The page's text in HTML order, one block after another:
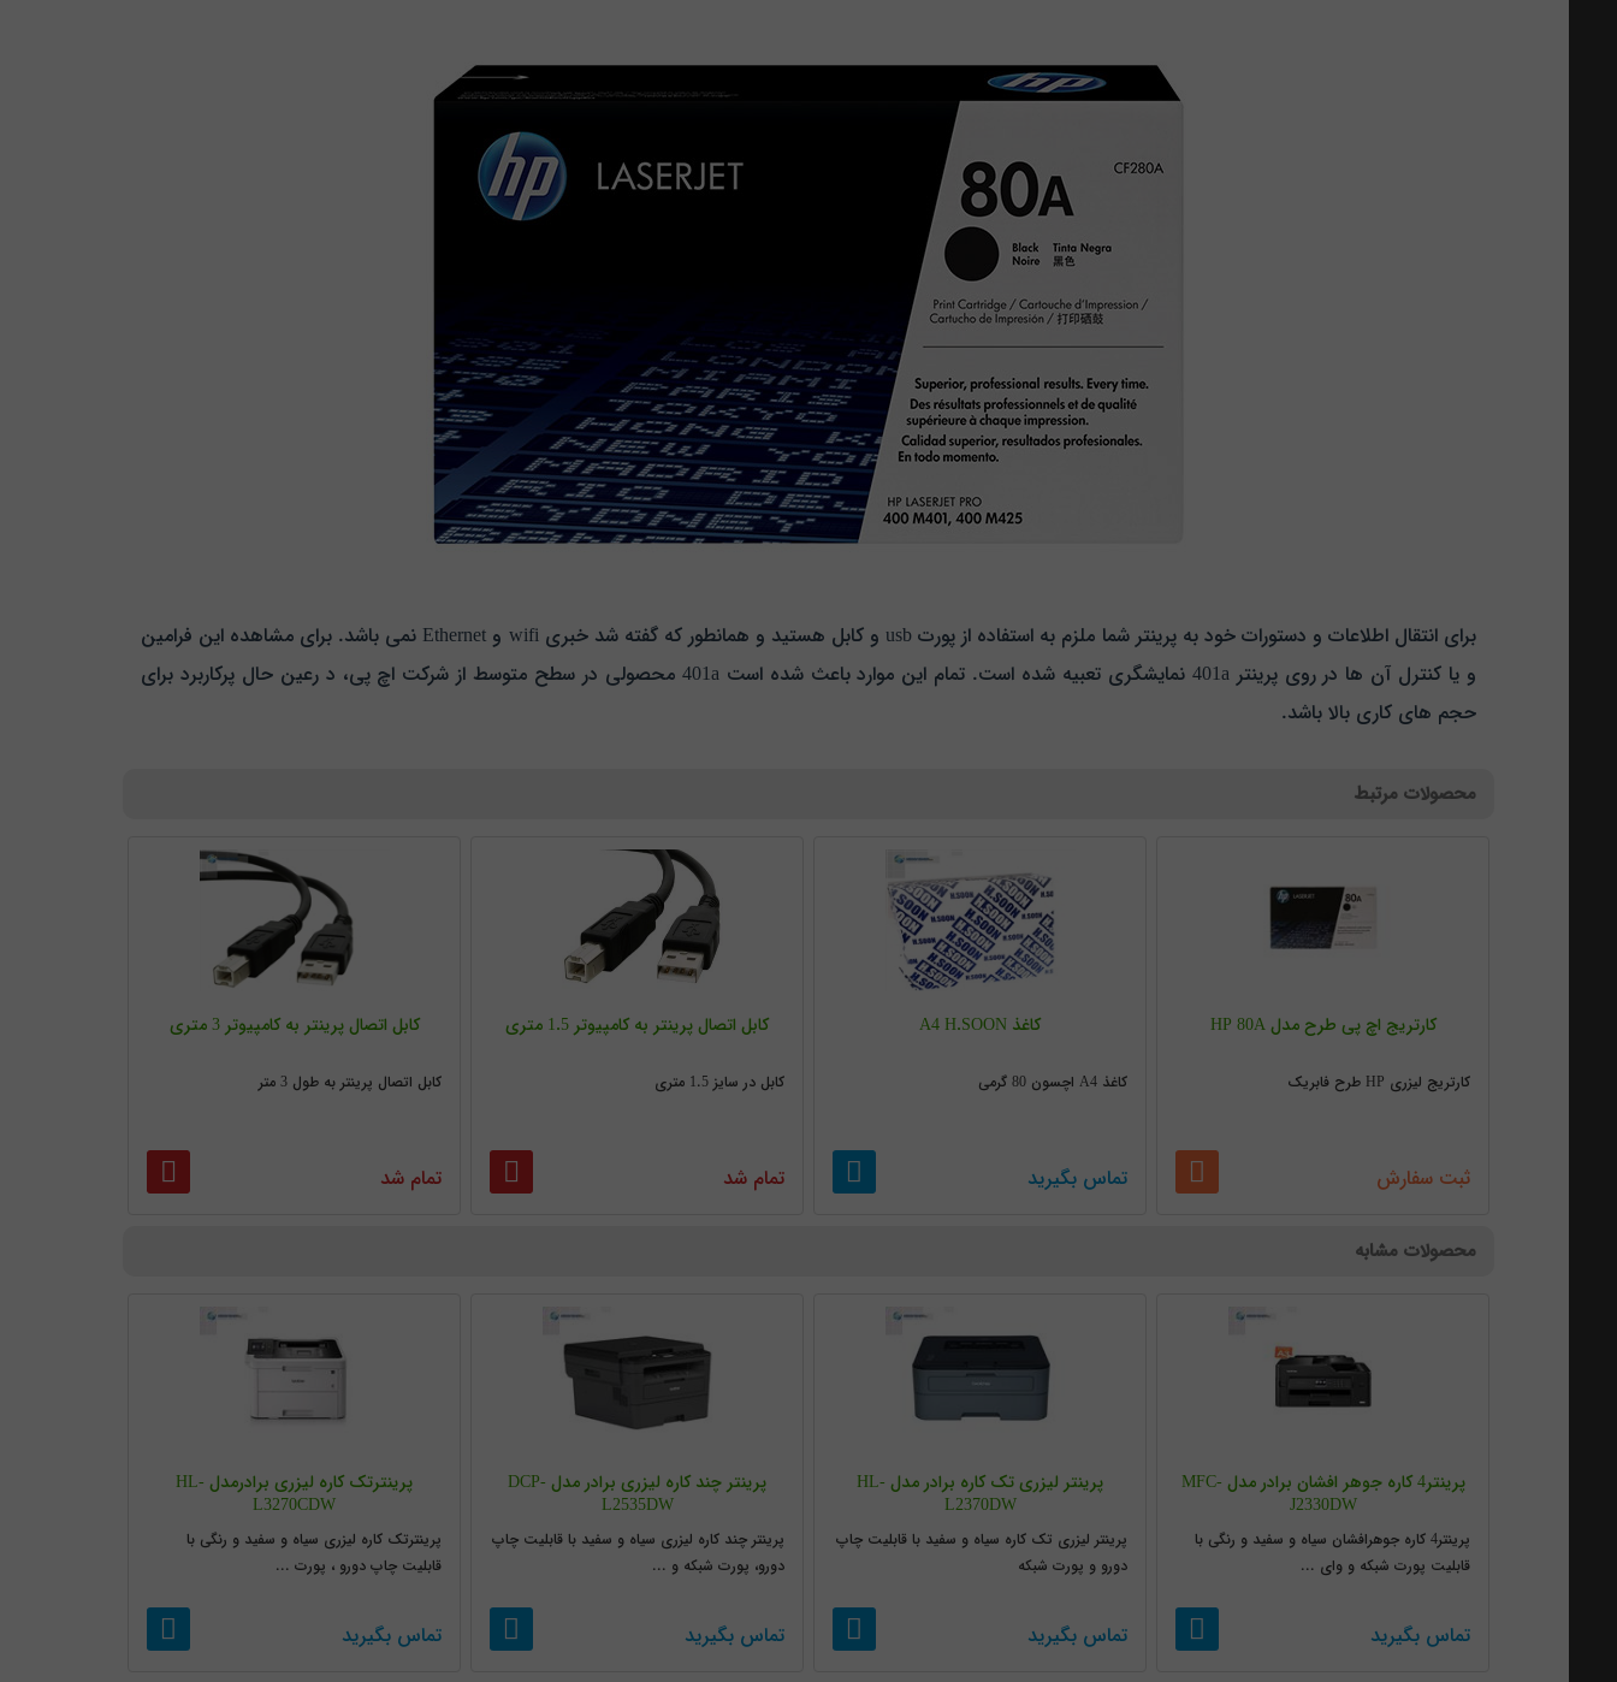
برای انتقال اطلاعات و دستورات خود به پرینتر شما ملزم به استفاده از پورت usb و کابل هستید و همانطور که گفته شد خبری wifi و Ethernet نمی باشد. برای مشاهده این فرامین
و یا کنترل آن ها در روی پرینتر 401a نمایشگری تعبیه شده است. تمام این موارد باعث شده است 401a محصولی در سطح متوسط از شرکت اچ پی، د رعین حال پرکاربرد برای
حجم های کاری بالا باشد.
محصولات مرتبط
کارتریج اچ پی طرح مدل HP 80A
کارتریج لیزری HP طرح فابریک
ثبت سفارش
کاغذ A4 H.SOON
کاغذ A4 اچسون 80 گرمی
تماس بگیرید
کابل اتصال پرینتر به کامپیوتر 1.5 متری
کابل در سایز 1.5 متری
تمام شد
کابل اتصال پرینتر به کامپیوتر 3 متری
کابل اتصال پرینتر به طول 3 متر
تمام شد
محصولات مشابه
پرینتر4 کاره جوهر افشان برادر مدل MFC-
J2330DW
پرینتر4 کاره جوهرافشان سیاه و سفید و رنگی با
قابلیت پورت شبکه و وای ...
تماس بگیرید
پرینتر لیزری تک کاره برادر مدل HL-
L2370DW
پرینتر لیزری تک کاره سیاه و سفید با قابلیت چاپ
دورو و پورت شبکه
تماس بگیرید
پرینتر چند کاره لیزری برادر مدل DCP-
L2535DW
پرینتر چند کاره لیزری سیاه و سفید با قابلیت چاپ
دورو، پورت شبکه و ...
تماس بگیرید
پرینترتک کاره لیزری برادرمدل HL-
L3270CDW
پرینترتک کاره لیزری سیاه و سفید و رنگی با
قابلیت چاپ دورو ، پورت ...
تماس بگیرید